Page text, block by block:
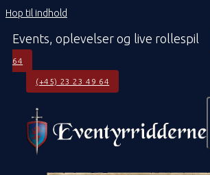
Hop til indhold
Events, oplevelser og live rollespil
64
(+45) 23 23 49 64